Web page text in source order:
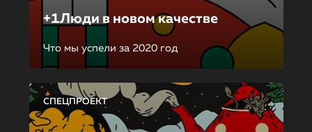
+1Люди в новом качестве
Что мы успели за 2020 год
СПЕЦПРОЕКТ